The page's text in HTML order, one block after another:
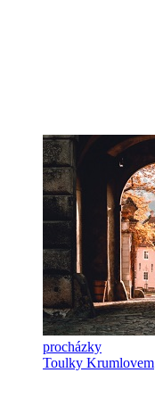
procházky
Toulky Krumlovem